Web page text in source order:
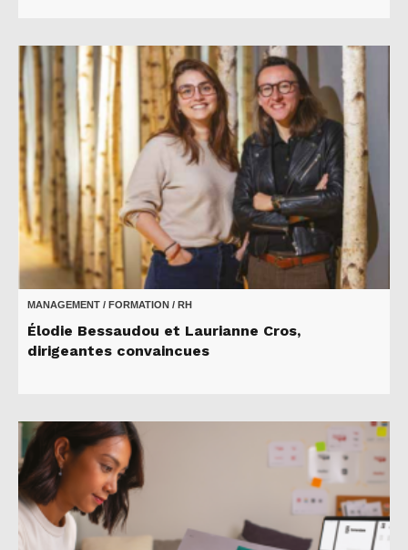
MANAGEMENT / FORMATION / RH
Élodie Bessaudou et Laurianne Cros,
dirigeantes convaincues